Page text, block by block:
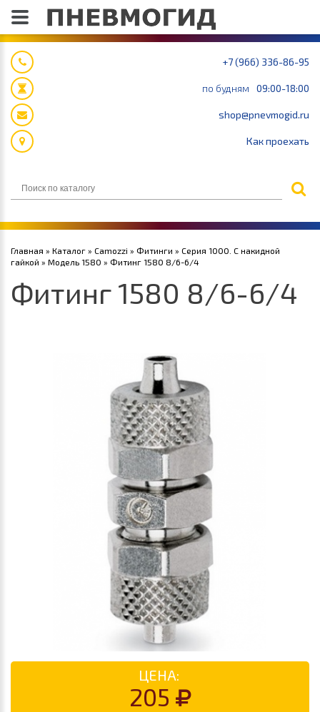
+7 (966) 336-86-95
по будням 09:00-18:00
shop@pnevmogid.ru
Как проехать
Главная » Каталог » Camozzi » Фитинги » Серия 1000. С накидной
гайкой » Модель 1580 » Фитинг 1580 8/6-6/4
Фитинг 1580 8/6-6/4
ЦЕНА:
205